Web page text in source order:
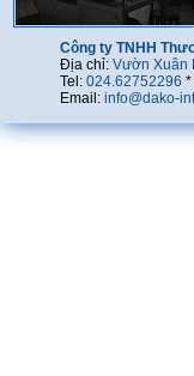
Công ty TNHH
Địa chỉ: Vườn Xuân
Tel: 024.62752296 *
Email: info@dako-